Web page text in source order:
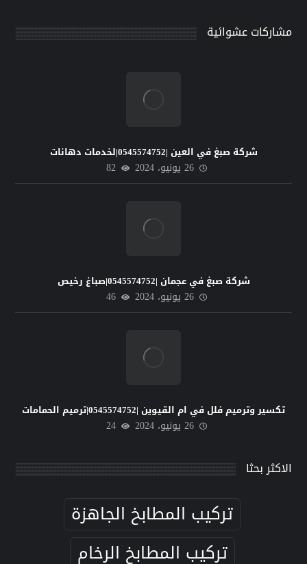
مشاركات عشوائية
شركة صبغ في العين |0545574752|لخدمات دهانات
26 يونيو، 2024 82
شركة صبغ في عجمان |0545574752|صباغ رخيص
26 يونيو، 2024 46
تكسير وترميم فلل في ام القيوين |0545574752|ترميم الحمامات
26 يونيو، 2024 24
الاكثر بحثا
تركيب المطابخ الجاهزة
تركيب المطابخ الرخام